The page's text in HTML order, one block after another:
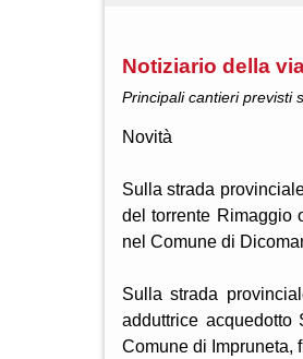
Notiziario della
Principali cantieri previsti
Novità
Sulla strada
del torrente Rimaggio
nel Comune di
Sulla strada
adduttrice
Comune di Impruneta,